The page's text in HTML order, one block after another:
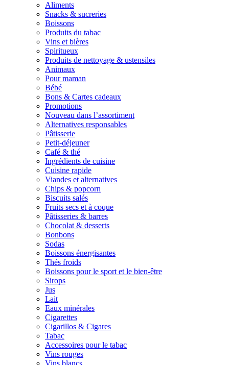
Aliments
Snacks & sucreries
Boissons
Produits du tabac
Vins et bières
Spiritueux
Produits de nettoyage & ustensiles
Animaux
Pour maman
Bébé
Bons & Cartes cadeaux
Promotions
Nouveau dans l’assortiment
Alternatives responsables
Pâtisserie
Petit-déjeuner
Café & thé
Ingrédients de cuisine
Cuisine rapide
Viandes et alternatives
Chips & popcorn
Biscuits salés
Fruits secs et à coque
Pâtisseries & barres
Chocolat & desserts
Bonbons
Sodas
Boissons énergisantes
Thés froids
Boissons pour le sport et le bien-être
Sirops
Jus
Lait
Eaux minérales
Cigarettes
Cigarillos & Cigares
Tabac
Accessoires pour le tabac
Vins rouges
Vins blancs